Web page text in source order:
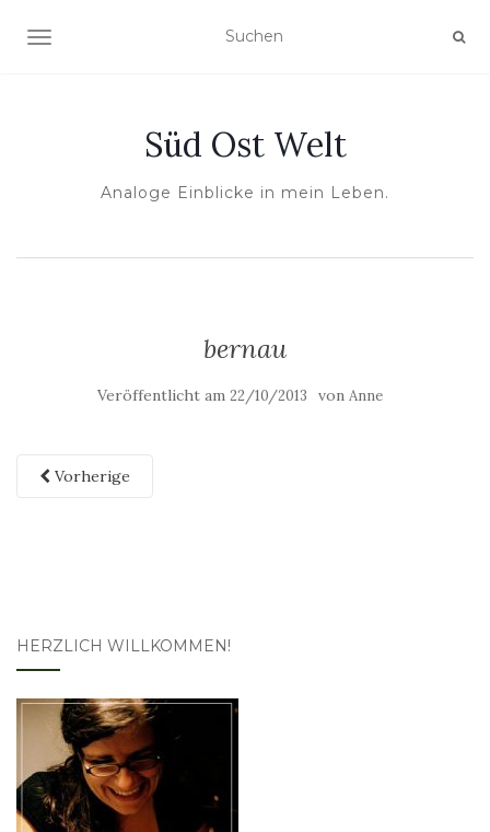
NAVIGATION UMSCHALTEN
Süd Ost Welt
Analoge Einblicke in mein Leben.
bernau
Veröffentlicht am 22/10/2013 von Anne
Vorherige
HERZLICH WILLKOMMEN!